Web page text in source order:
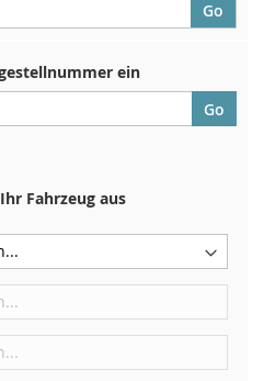
ein
auch im Auto
rechten Vordersitz
unter der Haube
Fahrzeug aus